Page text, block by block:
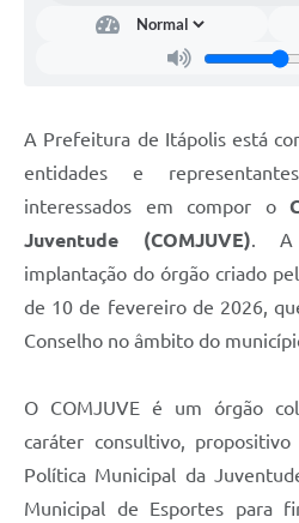
Documentos
Gasoduto (Gás Natural)
Feriados Municipais
Bairros Rurais
História
Ouvidoria Municipal
Audiências Públicas
A Prefeitura de Itápolis está
entidades e
interessados em compor o
Juventude (COMJUVE). A
implantação do órgão criado
de 10 de fevereiro de 2026,
Conselho no âmbito do
O COMJUVE é um órgão
caráter consultivo,
Política Municipal da
Municipal de Esportes para